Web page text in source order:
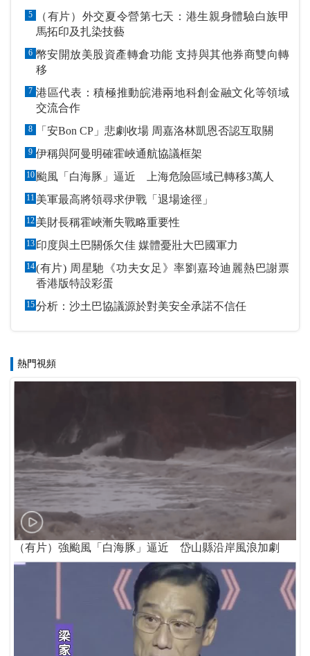
5
（有片）外交夏令營第七天：港生親身體驗白族甲
馬拓印及扎染技藝
6 幣安開放美股資產轉倉功能 支持與其他券商雙向轉
移
7 港區代表：積極推動皖港兩地科創金融文化等領域
交流合作
8 「安Bon CP」悲劇收場 周嘉洛林凱恩否認互取關
9 伊稱與阿曼明確霍峽通航協議框架
10 颱風「白海豚」逼近 上海危險區域已轉移3萬人
11 美軍最高將領尋求伊戰「退場途徑」
12 美財長稱霍峽漸失戰略重要性
13 印度與土巴關係欠佳 媒體憂壯大巴國軍力
14(有片) 周星馳《功夫女足》率劉嘉玲迪麗熱巴謝票
香港版特設彩蛋
15分析：沙土巴協議源於對美安全承諾不信任
熱門視頻
（有片）強颱風「白海豚」逼近 岱山縣沿岸風浪加劇